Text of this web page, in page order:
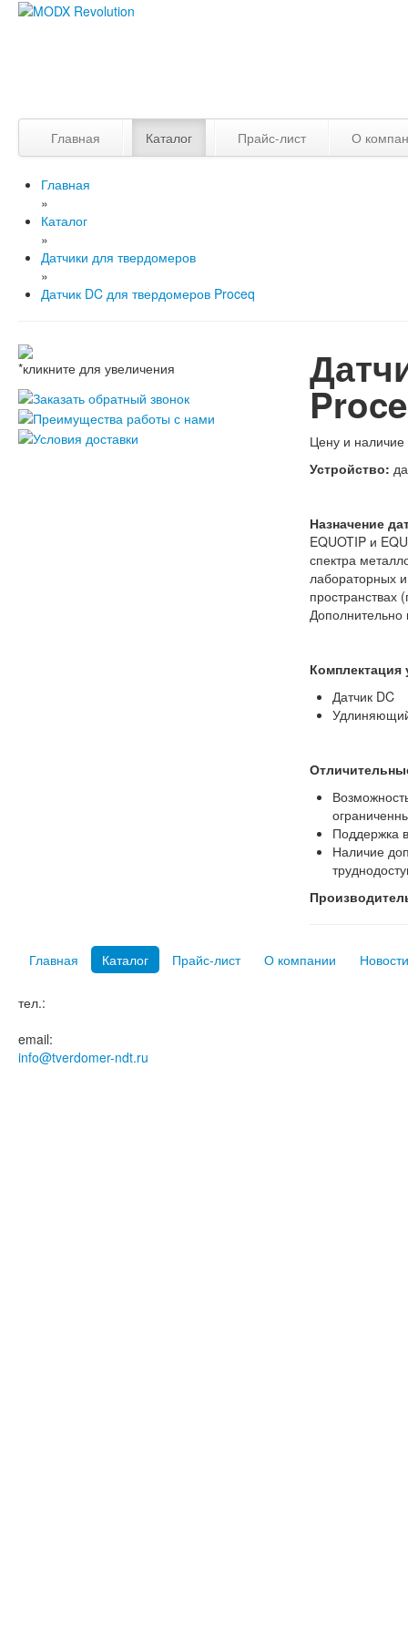
Главная Каталог Прайс-лист О
Главная
»
Каталог
»
Датчики для твердомеров
»
Датчик DC для твердомеров Proceq
*кликните для увеличения
Цену и
Устройство:
Назначение
EQUOTIP и
спектра
лабораторных
пространствах
Дополнительно
Комплектация
Датчик DC
Поддержка
Наличие
Главная Каталог Прайс-лист О компании Новости
тел.:
email:
info@tverdomer-ndt.ru